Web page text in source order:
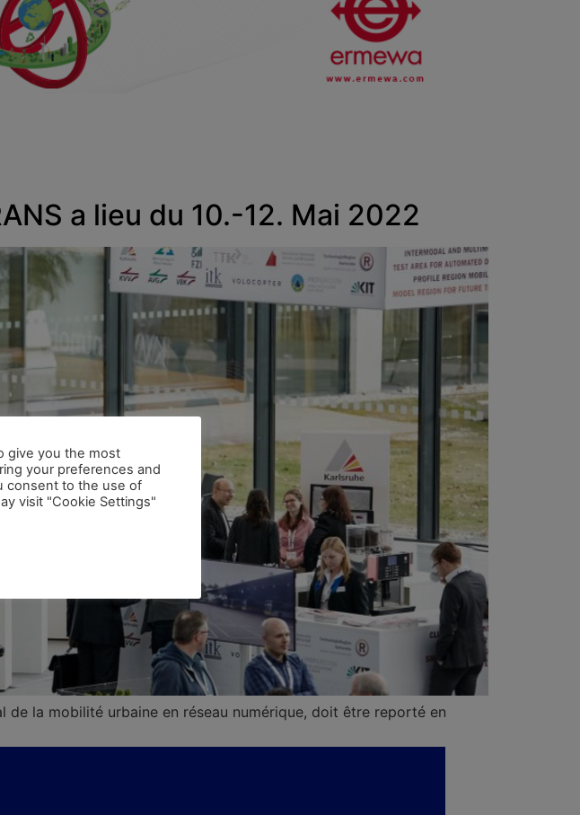
a lieu du 10.-12. Mai 2022
de la mobilité urbaine en réseau numérique, doit être reporté en
give you the most
your preferences and
consent to the use of
visit "Cookie Settings"